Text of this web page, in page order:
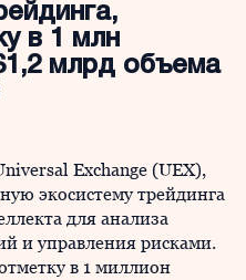
в 1 млн
млрд объема
Exchange (UEX),
экосистему трейдинга
для анализа
и управления рисками.
в 1 миллион